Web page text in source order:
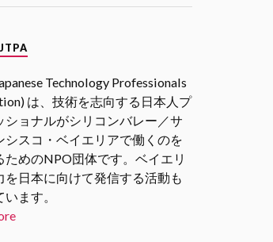
シリコンバレー発のエンジ
1月 2025
スタートアップエコシステムを
える」 若手起業家、VC、アク
ラレータの各分野からの関係者
お招きし、「スタートアップエ
システム」についてリアルな現
や未来の展望についてお話を伺
ます。
#シリコンバレーｘ日本なセミナ
Technology Professionals
は、技術を志向する日本人プ
ショナルがシリコンバレー／サ
シスコ・ベイエリアで働くのを
ためのNPO団体です。ベイエリ
を日本に向けて発信する活動も
ます。